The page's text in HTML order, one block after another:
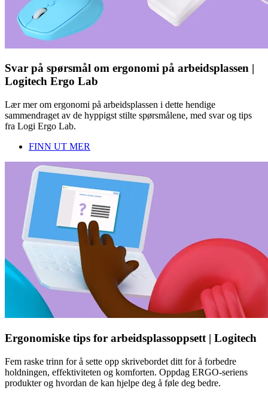
Svar på spørsmål om ergonomi på arbeidsplassen |
Logitech Ergo Lab
Lær mer om ergonomi på arbeidsplassen i dette hendige
sammendraget av de hyppigst stilte spørsmålene, med svar og tips
fra Logi Ergo Lab.
FINN UT MER
Ergonomiske tips for arbeidsplassoppsett | Logitech
Fem raske trinn for å sette opp skrivebordet ditt for å forbedre
holdningen, effektiviteten og komforten. Oppdag ERGO-seriens
produkter og hvordan de kan hjelpe deg å føle deg bedre.